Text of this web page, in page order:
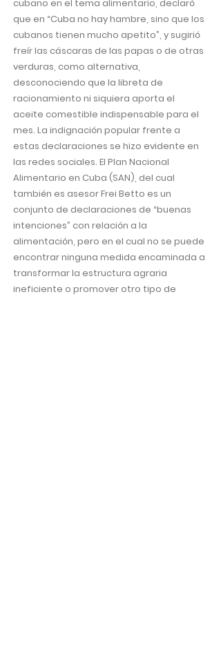
cubano en el tema alimentario, declaró
que en “Cuba no hay hambre, sino que los
cubanos tienen mucho apetito”, y sugirió
freír las cáscaras de las papas o de otras
verduras, como alternativa,
desconociendo que la libreta de
racionamiento ni siquiera aporta el
aceite comestible indispensable para el
mes. La indignación popular frente a
estas declaraciones se hizo evidente en
las redes sociales. El Plan Nacional
Alimentario en Cuba (SAN), del cual
también es asesor Frei Betto es un
conjunto de declaraciones de “buenas
intenciones” con relación a la
alimentación, pero en el cual no se puede
encontrar ninguna medida encaminada a
transformar la estructura agraria
ineficiente o promover otro tipo de